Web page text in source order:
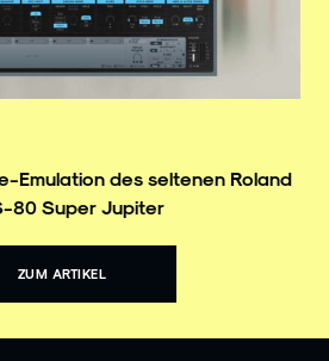
Emulation des seltenen Roland
80 Super Jupiter
ZUM ARTIKEL